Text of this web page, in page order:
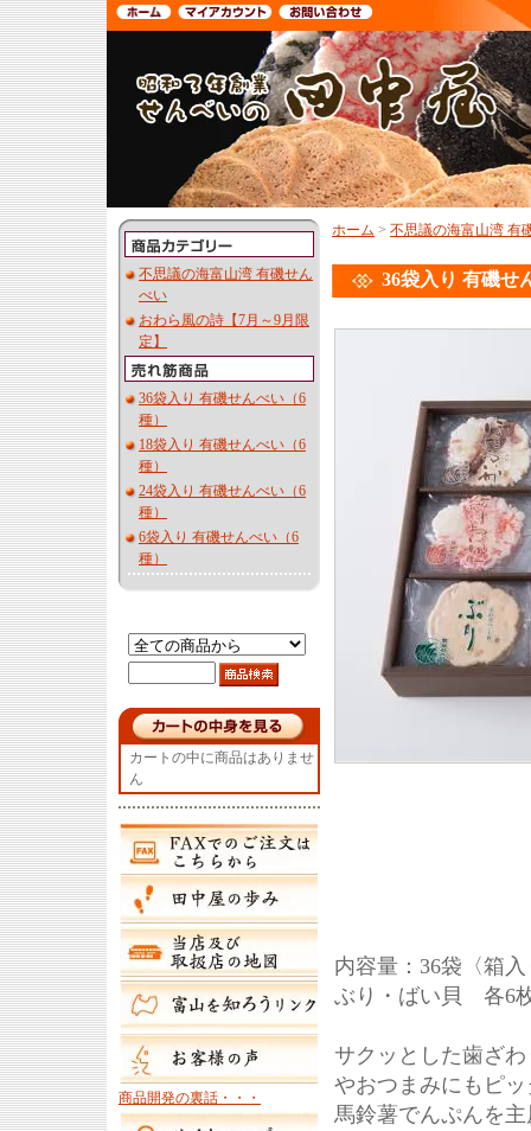
不思議の海富山湾 有磯せん
べい
おわら風の詩【7月～9月限
定】
36袋入り 有磯せんべい（6
種）
18袋入り 有磯せんべい（6
種）
24袋入り 有磯せんべい（6
種）
6袋入り 有磯せんべい（6
種）
カートの中に商品はありませ
ん
商品開発の裏話・・・
ホーム > 不思議の海富山湾 有
36袋入り 有磯せ
内容量：36袋〈箱
ぶり・ばい貝 各6
サクッとした歯ざ
やおつまみにもピ
馬鈴薯でんぷんを